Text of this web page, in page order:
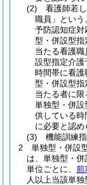
(2)
看護師若
職員」という
予防認知症
型・併設型指
当たる看護
設型指定介
時間帯に看護
型・併設型指
当たる者に限
単独型・併
供している
に必要と認め
(3)
機能訓練
2
単独型・併設
は、単独型・
単位ごとに、 前
人以上当該単